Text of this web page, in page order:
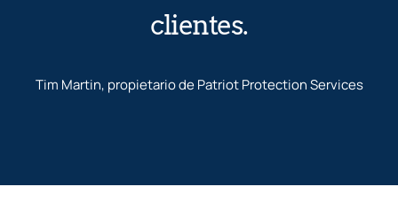
clientes.
Tim Martin, propietario de Patriot Protection Services